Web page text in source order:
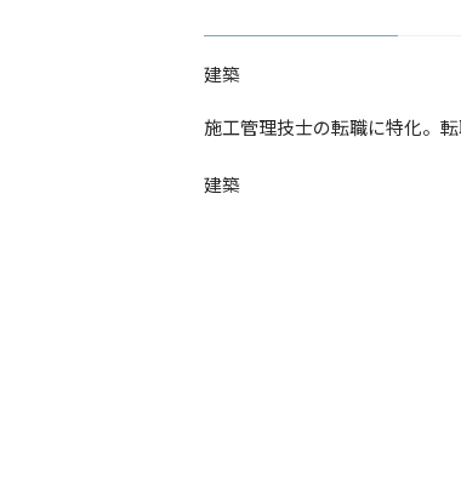
建築
施工管理技士の転職に特化。
建築